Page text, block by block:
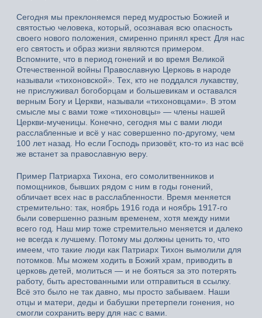
Сегодня мы преклоняемся перед мудростью Божией и
святостью человека, который, осознавая всю опасность
своего нового положения, смиренно принял крест. Для нас
его святость и образ жизни являются примером.
Вспомните, что в период гонений и во время Великой
Отечественной войны Православную Церковь в народе
называли «тихоновской». Тех, кто не поддался лукавству,
не прислуживал богоборцам и большевикам и оставался
верным Богу и Церкви, называли «тихоновцами». В этом
смысле мы с вами тоже «тихоновцы» — члены нашей
Церкви-мученицы. Конечно, сегодня мы с вами люди
расслабленные и всё у нас совершенно по-другому, чем
100 лет назад. Но если Господь призовёт, кто-то из нас всё
же встанет за православную веру.
Пример Патриарха Тихона, его сомолитвенников и
помощников, бывших рядом с ним в годы гонений,
обличает всех нас в расслабленности. Время меняется
стремительно: так, ноябрь 1916 года и ноябрь 1917-го
были совершенно разным временем, хотя между ними
всего год. Наш мир тоже стремительно меняется и далеко
не всегда к лучшему. Потому мы должны ценить то, что
имеем, что такие люди как Патриарх Тихон вымолили для
потомков. Мы можем ходить в Божий храм, приводить в
церковь детей, молиться — и не бояться за это потерять
работу, быть арестованными или отправиться в ссылку.
Всё это было не так давно, мы просто забываем. Наши
отцы и матери, деды и бабушки претерпели гонения, но
смогли сохранить веру для нас с вами.